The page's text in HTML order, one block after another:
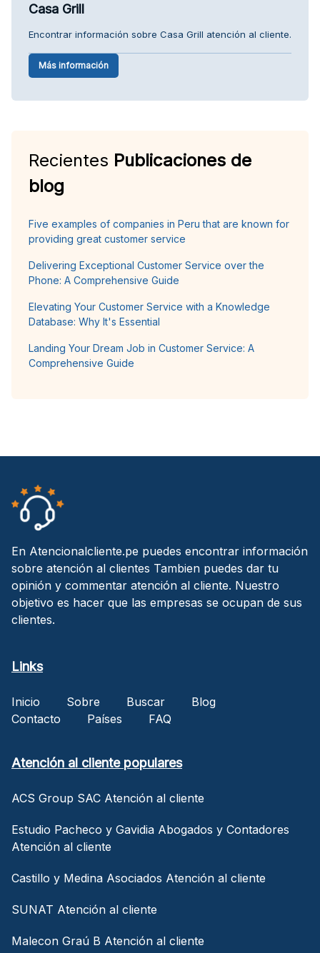
Casa Grill
Encontrar información sobre Casa Grill atención al cliente.
Más información
Recientes Publicaciones de
blog
Five examples of companies in Peru that are known for
providing great customer service
Delivering Exceptional Customer Service over the
Phone: A Comprehensive Guide
Elevating Your Customer Service with a Knowledge
Database: Why It's Essential
Landing Your Dream Job in Customer Service: A
Comprehensive Guide
En Atencionalcliente.pe puedes encontrar información
sobre atención al clientes Tambien puedes dar tu
opinión y commentar atención al cliente. Nuestro
objetivo es hacer que las empresas se ocupan de sus
clientes.
Links
Inicio Sobre Buscar
Blog
Contacto
Países FAQ
Atención al cliente populares
ACS Group SAC Atención al cliente
Estudio Pacheco y Gavidia Abogados y Contadores
Atención al cliente
Castillo y Medina Asociados Atención al cliente
SUNAT Atención al cliente
Malecon Graú B Atención al cliente